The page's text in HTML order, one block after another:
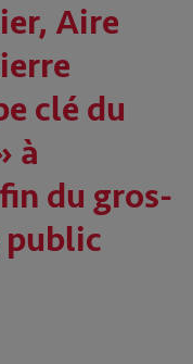
Aire
clé du
à
du gros-
public